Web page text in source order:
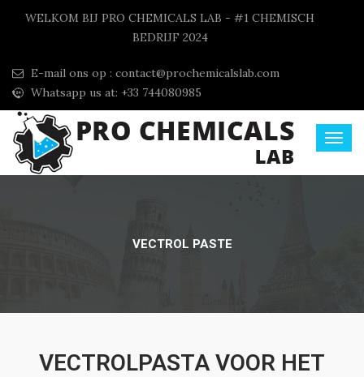
WELKOM BIJ PRO CHEMICALS LAB - #1 CHEMISCH
BEDRIJF 2024
E-mail ons op : contact@prochemicalslab.com
Whatsapp us at: +33 744080985
VECTROL PASTE
VECTROLPASTA VOOR HET